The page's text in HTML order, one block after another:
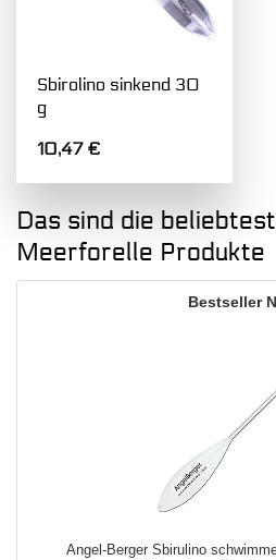
Sbirolino sinkend 30
g
10,47€
Das sind die
Meerforelle Produkte
Angel-Berger Sbirulino